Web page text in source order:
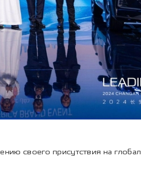
своего присутствия на